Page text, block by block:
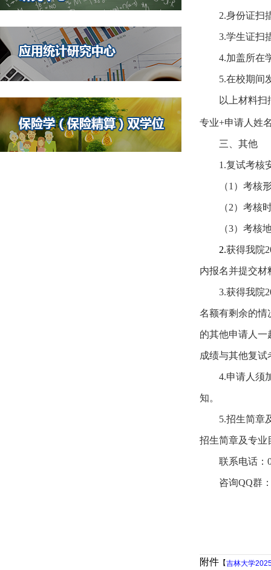
2.身份证扫
3.学生证扫
4.加盖所在
5.在校期间
以上材料扫
专业+申请人姓
三、 其他
1.复试考核
（1 ）考核
（2）考核
（3）考核
2.获得我院
内报名并提交材
3.获得我院
名额有剩余的情
的其他申请人一
成绩与其他复
4.申请人须
知。
5.招生简章
招生简章及专业
联系电话：
咨询QQ群
附件 【吉林大学